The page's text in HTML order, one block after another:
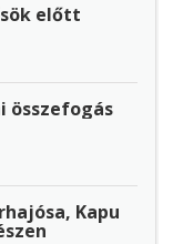
előtt
összefogás
Kapu